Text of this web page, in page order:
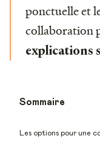
ponctuelle et
collaboration
explications
Sommaire
Les options pour une